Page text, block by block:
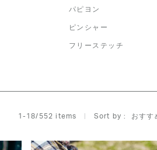
パピヨン
ピンシャー
フリーステッチ
1 - 18/ 552 items Sort by おすす